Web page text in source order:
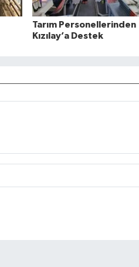
Tarım Personellerinden
Kızılay’a Destek